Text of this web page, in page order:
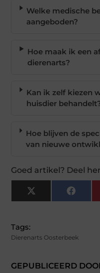
Welke medische
aangeboden?
Hoe maak ik een
dierenarts?
Kan ik zelf kiezen
huisdier
Hoe blijven de
van nieuwe
Goed artikel? Deel
X
(Twitter)
GEPUBLICEERD
Tags:
Dierenarts Oosterbeek